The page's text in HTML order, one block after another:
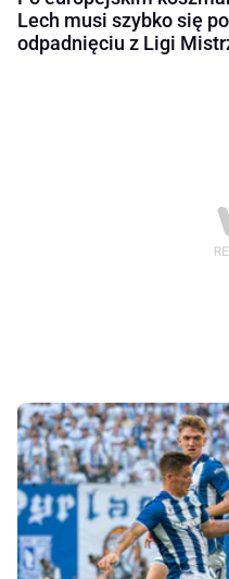
Lech musi szybko się
odpadnięciu z Ligi